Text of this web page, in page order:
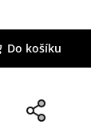
Do košíku